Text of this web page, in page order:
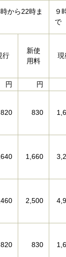
から22時ま
９
で
行
新使
用料
現
円 円
820 830
1,660
2,500
820 830